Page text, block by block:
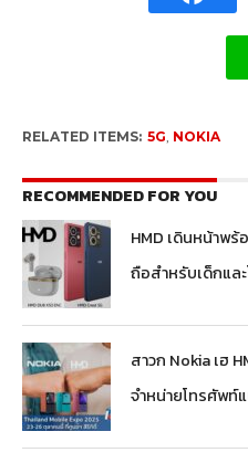
RELATED ITEMS: 5G NOKIA
RECOMMENDED FOR YOU
HMD เดินหน้าพ
ถือสำหรับเด็กแล
สาวก Nokia เฮ
จำหน่ายโทรศัพท์